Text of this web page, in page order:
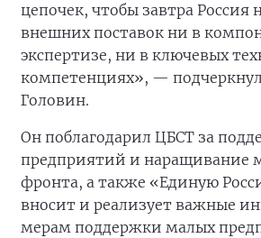
цепочек, чтобы завтра Россия
внешних поставок ни в
экспертизе, ни в ключевых
компетенциях», —
Головин.
Он поблагодарил ЦБСТ за
предприятий и наращивание
фронта, а также «Единую
вносит и реализует важные
мерам поддержки малых